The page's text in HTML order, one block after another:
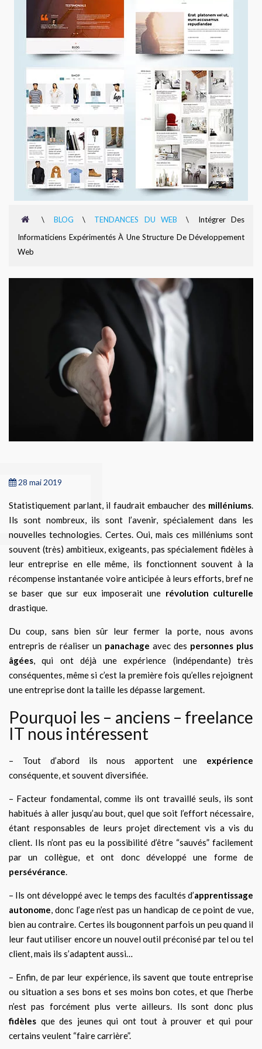
\ BLOG \ TENDANCES DU WEB \
Intégrer Des
Informaticiens Expérimentés À Une Structure De Développement
Web
28 mai 2019
Statistiquement parlant, il faudrait embaucher des milléniums
Ils sont nombreux, ils sont l’avenir, spécialement dans les
nouvelles technologies. Certes. Oui, mais ces milléniums sont
souvent (très) ambitieux, exigeants, pas spécialement fidèles à
leur entreprise en elle même, ils fonctionnent souvent à la
récompense instantanée voire anticipée à leurs efforts, bref ne
se baser que sur eux imposerait une révolution culturelle
drastique.
Du coup, sans bien sûr leur fermer la porte, nous avons
entrepris de réaliser un panachage avec des personnes plus
âgées , qui ont déjà une expérience (indépendante) très
conséquentes, même si c’est la première fois qu’elles rejoignent
une entreprise dont la taille les dépasse largement.
Pourquoi les – anciens – freelance
IT nous intéressent
– Tout d’abord ils nous apportent une expérience
conséquente, et souvent diversifiée.
– Facteur fondamental, comme ils ont travaillé seuls, ils sont
habitués à aller jusqu’au bout, quel que soit l’effort nécessaire,
étant responsables de leurs projet directement vis a vis du
client. Ils n’ont pas eu la possibilité d’être “sauvés” facilement
par un collègue, et ont donc développé une forme de
persévérance
– Ils ont développé avec le temps des facultés d’apprentissage
autonome , donc l’age n’est pas un handicap de ce point de vue,
bien au contraire. Certes ils bougonnent parfois un peu quand il
leur faut utiliser encore un nouvel outil préconisé par tel ou tel
client, mais ils s’adaptent aussi…
– Enfin, de par leur expérience, ils savent que toute entreprise
ou situation a ses bons et ses moins bon cotes, et que l’herbe
n’est pas forcément plus verte ailleurs. Ils sont donc plus
fidèles que des jeunes qui ont tout à prouver et qui pour
certains veulent “faire carrière”.